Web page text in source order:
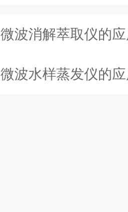
微波消解萃取仪的
微波水样蒸发仪的